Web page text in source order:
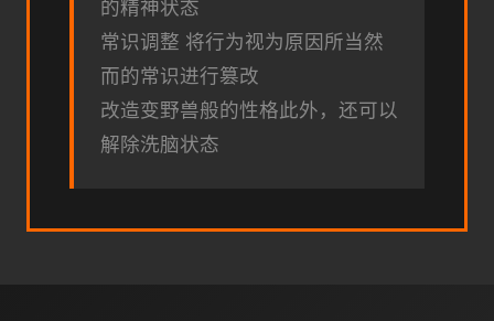
的精神状态
常识调整 将行为视为原因所当然
而的常识进行篡改
改造变野兽般的性格此外，还可以
解除洗脑状态